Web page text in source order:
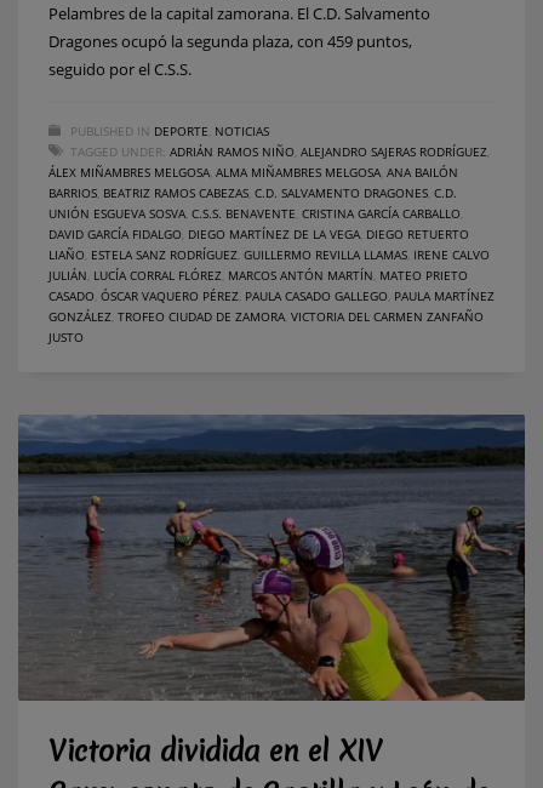
Pelambres de la capital zamorana. El C.D. Salvamento
Dragones ocupó la segunda plaza, con 459 puntos,
seguido por el C.S.S.
PUBLISHED IN DEPORTE NOTICIAS
TAGGED UNDER: ADRIÁN RAMOS NIÑO ALEJANDRO SAJERAS RODRÍGUEZ
ÁLEX MIÑAMBRES MELGOSA ALMA MIÑAMBRES MELGOSA ANA BAILÓN
BARRIOS BEATRIZ RAMOS CABEZAS C.D. SALVAMENTO DRAGONES C.D.
UNIÓN ESGUEVA SOSVA C.S.S. BENAVENTE CRISTINA GARCÍA CARBALLO
DAVID GARCÍA FIDALGO DIEGO MARTÍNEZ DE LA VEGA DIEGO RETUERTO
LIAÑO ESTELA SANZ RODRÍGUEZ GUILLERMO REVILLA LLAMAS IRENE CALVO
JULIÁN LUCÍA CORRAL FLÓREZ MARCOS ANTÓN MARTÍN MATEO PRIETO
CASADO ÓSCAR VAQUERO PÉREZ PAULA CASADO GALLEGO PAULA MARTÍNEZ
GONZÁLEZ TROFEO CIUDAD DE ZAMORA VICTORIA DEL CARMEN ZANFAÑO
JUSTO
Victoria dividida en el XIV